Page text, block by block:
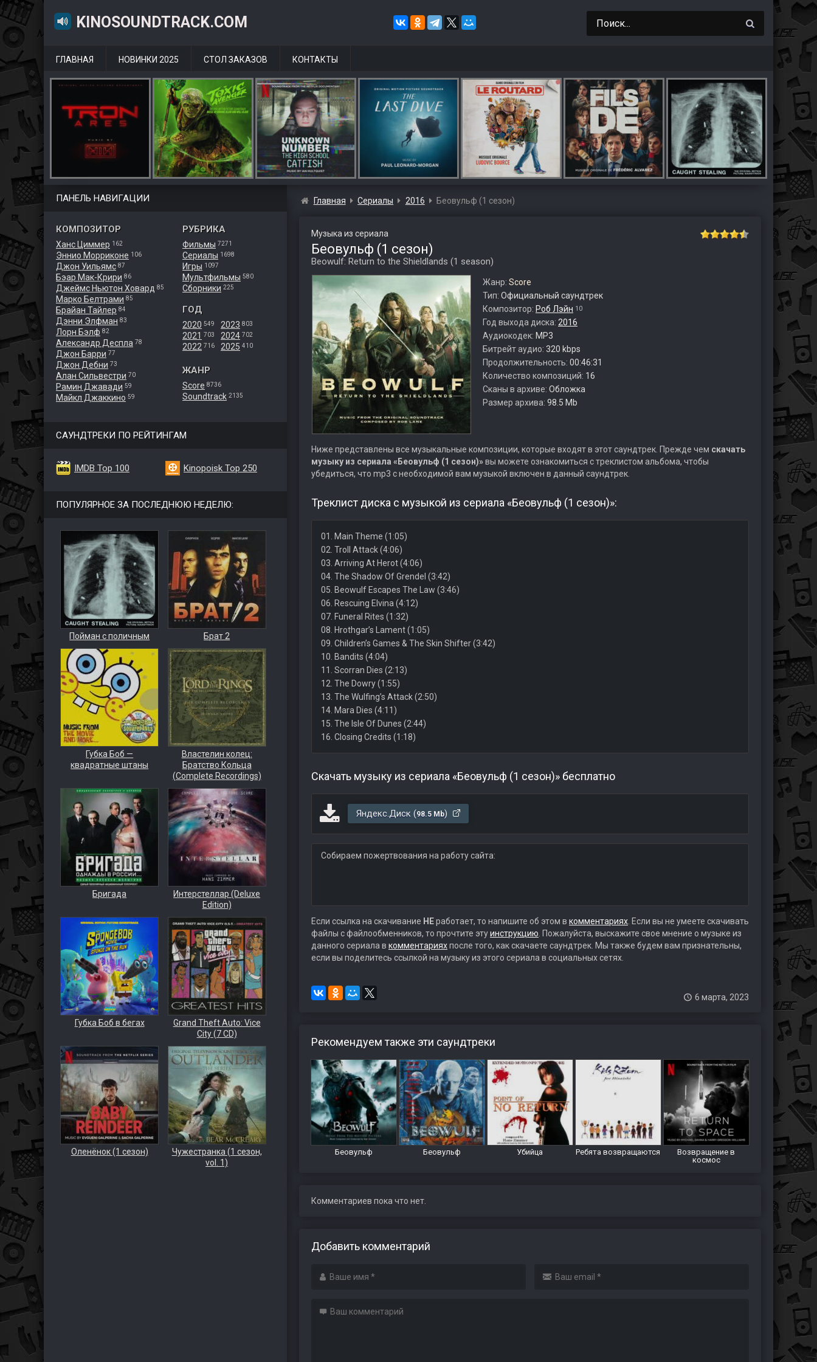
KINOSOUNDTRACK.COM
ГЛАВНАЯ НОВИНКИ 2025 СТОЛ ЗАКАЗОВ КОНТАКТЫ
ПАНЕЛЬ НАВИГАЦИИ
КОМПОЗИТОР
Ханс Циммер 162
Эннио Морриконе 106
Джон Уильямс 87
Бэар Мак-Крири 86
Джеймс Ньютон Ховард 85
Марко Белтрами 85
Брайан Тайлер 84
Дэнни Элфман 83
Лорн Бэлф 82
Александр Деспла 78
Джон Барри 77
Джон Дебни 73
Алан Сильвестри 70
Рамин Джавади 59
Майкл Джаккино 59
РУБРИКА
Фильмы 7271
Сериалы 1698
Игры 1097
Мультфильмы 580
Сборники 225
ГОД
2020 549
2021 703
2022 716
2023 803
2024 702
2025 410
ЖАНР
Score 8736
Soundtrack 2135
САУНДТРЕКИ ПО РЕЙТИНГАМ
IMDB Top 100 Kinopoisk Top 250
ПОПУЛЯРНОЕ ЗА ПОСЛЕДНЮЮ НЕДЕЛЮ:
Пойман с поличным Брат 2
Губка Боб —
квадратные штаны
Властелин колец:
Братство Кольца
(Complete Recordings)
Бригада
Интерстеллар (Deluxe
Edition)
Губка Боб в бегах
Grand Theft Auto: Vice
City (7 CD)
Оленёнок (1 сезон)
Чужестранка (1 сезон,
vol. 1)
Главная Сериалы 2016 Беовульф (1 сезон)
Музыка из сериала
Беовульф (1 сезон)
Beowulf: Return to the Shieldlands (1 season)
Жанр: Score
Тип: Официальный саундтрек
Композитор: Роб Лэйн 10
Год выхода диска: 2016
Аудиокодек: MP3
Битрейт аудио: 320 kbps
Продолжительность: 00:46:31
Количество композиций: 16
Сканы в архиве: Обложка
Размер архива: 98.5 Mb
Ниже представлены все музыкальные композиции, которые входят в этот саундтрек. Прежде чем скачать
музыку из сериала «Беовульф (1 сезон)»вы можете ознакомиться с треклистом альбома, чтобы
убедиться, что mp3 с необходимой вам музыкой включен в данный саундтрек.
Треклист диска с музыкой из сериала «Беовульф (1 сезон)»:
01. Main Theme (1:05)
02. Troll Attack (4:06)
03. Arriving At Herot (4:06)
04. The Shadow Of Grendel (3:42)
05. Beowulf Escapes The Law (3:46)
06. Rescuing Elvina (4:12)
07. Funeral Rites (1:32)
08. Hrothgar’s Lament (1:05)
09. Children’s Games & The Skin Shifter (3:42)
10. Bandits (4:04)
11. Scorran Dies (2:13)
12. The Dowry (1:55)
13. The Wulfing’s Attack (2:50)
14. Mara Dies (4:11)
15. The Isle Of Dunes (2:44)
16. Closing Credits (1:18)
Скачать музыку из сериала «Беовульф (1 сезон)» бесплатно
Яндекс.Диск (98.5 Mb)
Собираем пожертвования на работу сайта:
Если ссылка на скачивание НЕработает, то напишите об этом в комментариях. Если вы не умеете скачивать
файлы с файлообменников, то прочтите этуинструкцию . Пожалуйста, выскажите свое мнение о музыке из
данного сериала в комментарияхпосле того, как скачаете саундтрек. Мы также будем вам признательны,
если вы поделитесь ссылкой на музыку из этого сериала в социальных сетях.
6 марта, 2023
Рекомендуем также эти саундтреки
Беовульф Беовульф Убийца Ребята возвращаются
Возвращение в
космос
Комментариев пока что нет.
Добавить комментарий